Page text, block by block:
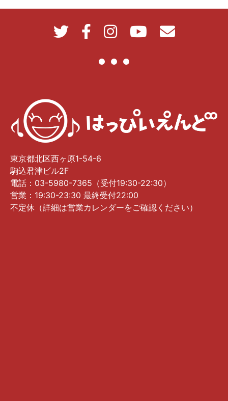
東京都北区西ヶ原1-54-6
駒込君津ビル2F
電話：03-5980-7365（受付19:30-22:30）
営業：19:30-23:30 最終受付22:00
不定休（詳細は営業カレンダーをご確認ください）